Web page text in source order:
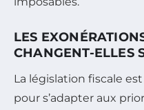
LES
CHANGENT-ELLES
La législation fiscale
pour s’adapter aux